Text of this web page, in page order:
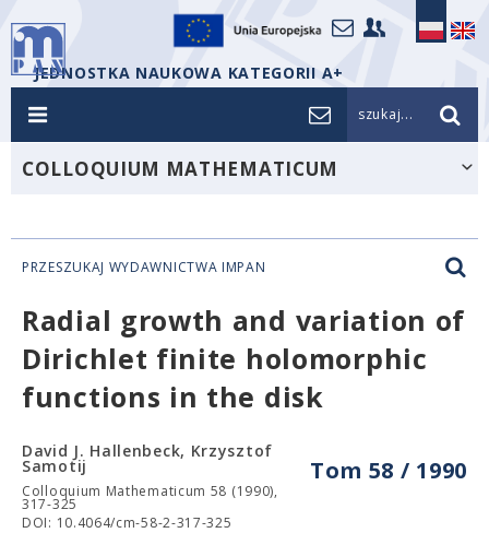
JEDNOSTKA NAUKOWA KATEGORII A+
szukaj...
COLLOQUIUM MATHEMATICUM
PRZESZUKAJ WYDAWNICTWA IMPAN
Radial growth and variation of
Dirichlet finite holomorphic
functions in the disk
Tom 58 / 1990
David J. Hallenbeck, Krzysztof
Samotij
Colloquium Mathematicum 58 (1990),
317-325
DOI: 10.4064/cm-58-2-317-325